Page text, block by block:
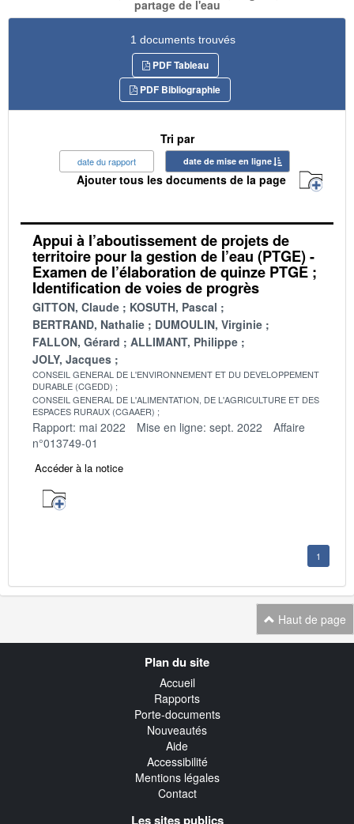
partage de l'eau
1 documents trouvés
PDF Tableau
PDF Bibliographie
Tri par
date du rapport date de mise en ligne
Ajouter tous les documents de la page
Appui à l’aboutissement de projets de
territoire pour la gestion de l’eau (PTGE) -
Examen de l’élaboration de quinze PTGE ;
Identification de voies de progrès
GITTON, Claude
KOSUTH, Pascal
BERTRAND, Nathalie
DUMOULIN, Virginie
FALLON, Gérard
ALLIMANT, Philippe
JOLY, Jacques
CONSEIL GENERAL DE L'ENVIRONNEMENT ET DU DEVELOPPEMENT
DURABLE (CGEDD)
CONSEIL GENERAL DE L'ALIMENTATION, DE L'AGRICULTURE ET DES
ESPACES RURAUX (CGAAER)
Rapport: mai 2022 Mise en ligne: sept. 2022
Affaire
n°013749-01
Accéder à la notice
1
Haut de page
Plan du site
Accueil
Rapports
Porte-documents
Nouveautés
Aide
Accessibilité
Mentions légales
Contact
Les sites publics